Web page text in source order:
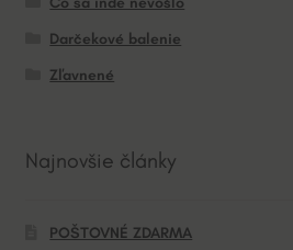
Darčekové balenie
Zľavnené
Najnovšie články
POŠTOVNÉ ZDARMA